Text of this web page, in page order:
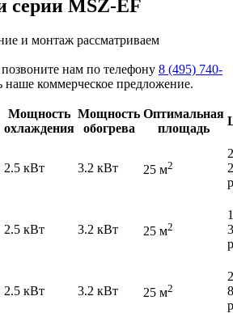
серии MSZ-EF
и монтаж рассматриваем
нам по телефону 8 (495) 740-
наше коммерческое предложение.
Мощность
охлаждения
Мощность
обогрева
Оптимальная
площадь
2.5 кВт 3.2 кВт 25 м2
2.5 кВт 3.2 кВт 25 м2
2.5 кВт 3.2 кВт 25 м2